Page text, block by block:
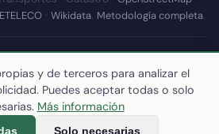
· Wikidata. Metodología completa.
municipal de España con datos
y mantenido porYoel Castaño.
esta página:10 de julio de 2026
los datos
y de terceros para analizar el
Puedes aceptar todas o solo
Más información
Solo necesarias